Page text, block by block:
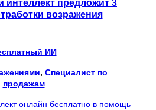
интеллект предложит 3
возражения
ИИ
, Специалист по
продажам
онлайн бесплатно в помощь